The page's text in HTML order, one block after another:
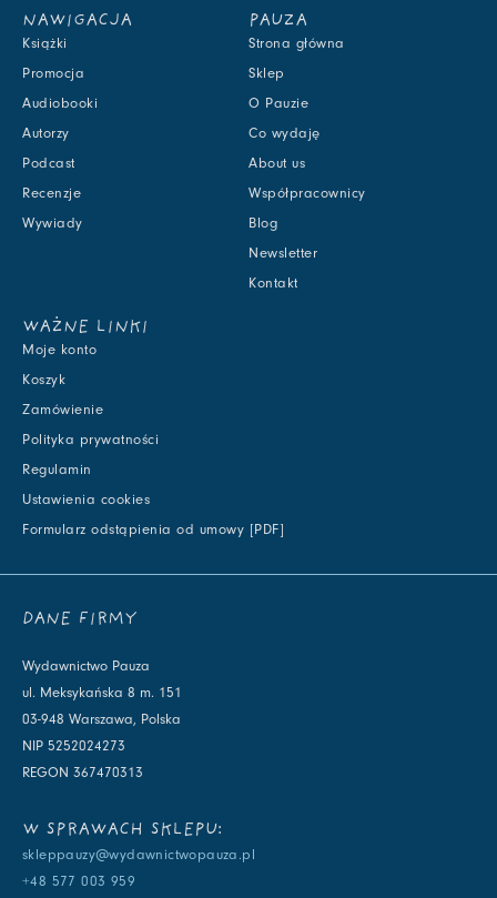
NAWIGACJA
Książki
Promocja
Audiobooki
Autorzy
Podcast
Recenzje
Wywiady
PAUZA
Strona główna
Sklep
O Pauzie
Co wydaję
About us
Współpracownicy
Blog
Newsletter
Kontakt
WAŻNE LINKI
Moje konto
Koszyk
Zamówienie
Polityka prywatności
Regulamin
Ustawienia cookies
Formularz odstąpienia od umowy [PDF]
DANE FIRMY
Wydawnictwo Pauza
ul. Meksykańska 8 m. 151
03-948 Warszawa, Polska
NIP 5252024273
REGON 367470313
W SPRAWACH SKLEPU:
skleppauzy@wydawnictwopauza.pl
+48 577 003 959